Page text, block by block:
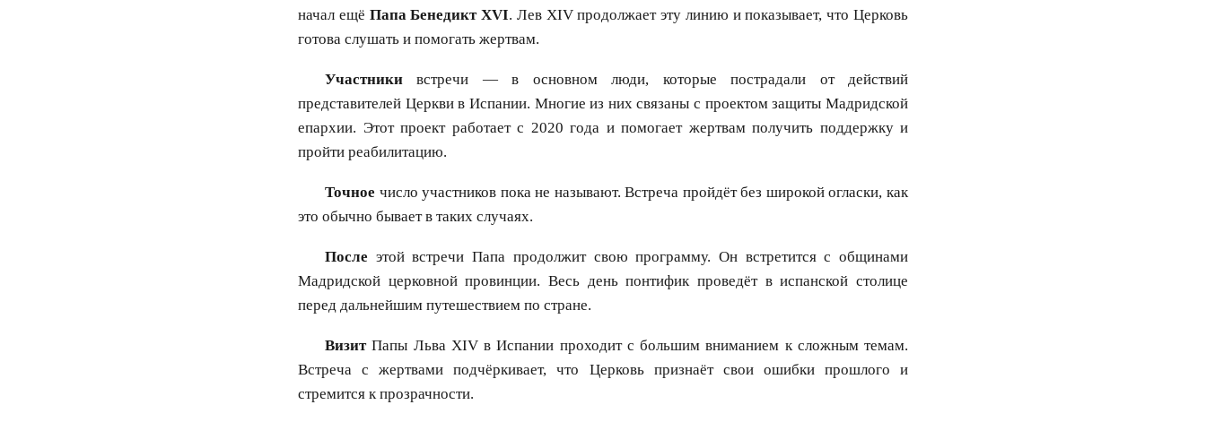
начал ещё Папа Бенедикт XVI. Лев XIV продолжает эту линию и показывает, что Церковь
готова слушать и помогать жертвам.
Участники встречи — в основном люди, которые пострадали от действий
представителей Церкви в Испании. Многие из них связаны с проектом защиты Мадридской
епархии. Этот проект работает с 2020 года и помогает жертвам получить поддержку и
пройти реабилитацию.
Точное число участников пока не называют. Встреча пройдёт без широкой огласки, как
это обычно бывает в таких случаях.
После этой встречи Папа продолжит свою программу. Он встретится с общинами
Мадридской церковной провинции. Весь день понтифик проведёт в испанской столице
перед дальнейшим путешествием по стране.
ВизитПапы Льва XIV в Испании проходит с большим вниманием к сложным темам.
Встреча с жертвами подчёркивает, что Церковь признаёт свои ошибки прошлого и
стремится к прозрачности.